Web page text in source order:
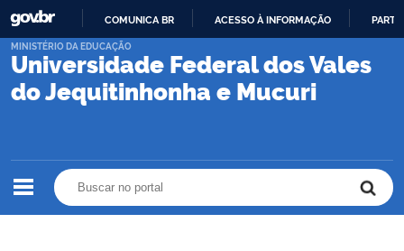
PARA
CONTEÚDO
COMUNICA BR ACESSO À INFORMAÇÃO
Universidade Federal dos Vales
do Jequitinhonha e Mucuri
MINISTÉRIO DA EDUCAÇÃO